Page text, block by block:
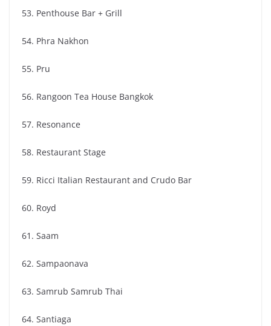
53. Penthouse Bar + Grill
54. Phra Nakhon
55. Pru
56. Rangoon Tea House Bangkok
57. Resonance
58. Restaurant Stage
59. Ricci Italian Restaurant and Crudo Bar
60. Royd
61. Saam
62. Sampaonava
63. Samrub Samrub Thai
64. Santiaga